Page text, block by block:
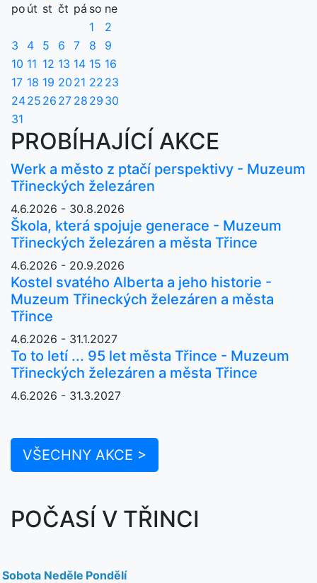
po út st čt pá so ne
1
2
3
4 5 6 7 8
9
10 11 12 13 14 15 16
17 18 19 20 21 22 23
2425 26 27 28 29 30
31
PROBÍHAJÍCÍ AKCE
Werk a město z ptačí perspektivy - Muzeum
Třineckých železáren
4.6.2026 - 30.8.2026
Škola, která spojuje generace - Muzeum
Třineckých železáren a města Třince
4.6.2026 - 20.9.2026
Kostel svatého Alberta a jeho historie -
Muzeum Třineckých železáren a města
Třince
4.6.2026 - 31.1.2027
To to letí ... 95 let města Třince - Muzeum
Třineckých železáren a města Třince
4.6.2026 - 31.3.2027
VŠECHNY AKCE >
POČASÍ V TŘINCI
Sobota Neděle Pondělí